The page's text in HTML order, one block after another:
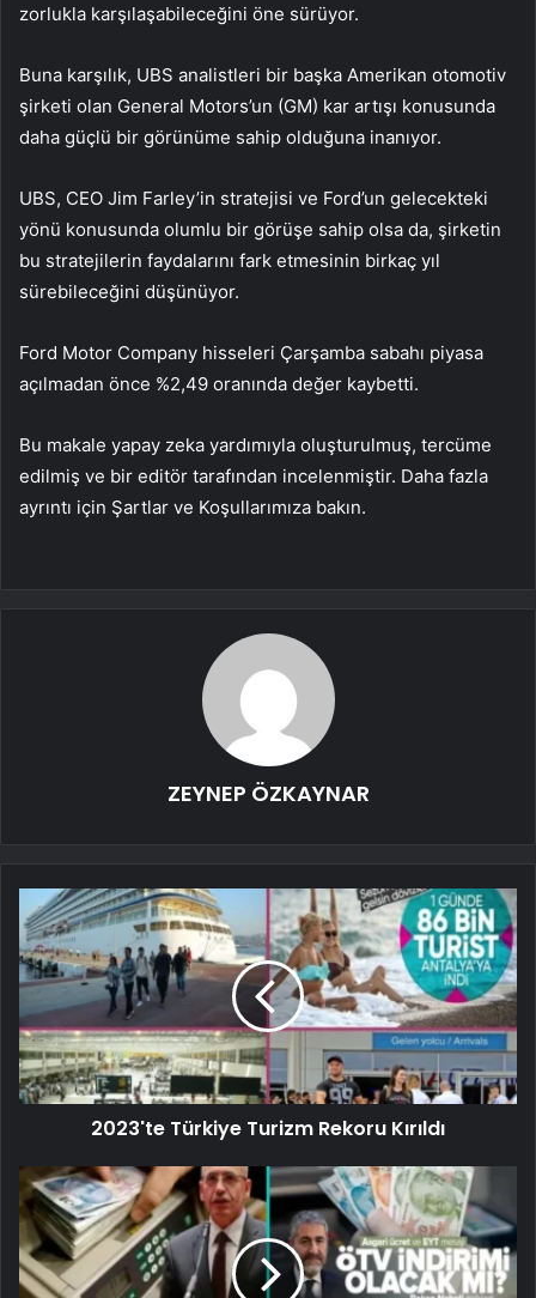
zorlukla karşılaşabileceğini öne sürüyor.
Buna karşılık, UBS analistleri bir başka Amerikan otomotiv
şirketi olan General Motors’un (GM) kar artışı konusunda
daha güçlü bir görünüme sahip olduğuna inanıyor.
UBS, CEO Jim Farley’in stratejisi ve Ford’un gelecekteki
yönü konusunda olumlu bir görüşe sahip olsa da, şirketin
bu stratejilerin faydalarını fark etmesinin birkaç yıl
sürebileceğini düşünüyor.
Ford Motor Company hisseleri Çarşamba sabahı piyasa
açılmadan önce %2,49 oranında değer kaybetti.
Bu makale yapay zeka yardımıyla oluşturulmuş, tercüme
edilmiş ve bir editör tarafından incelenmiştir. Daha fazla
ayrıntı için Şartlar ve Koşullarımıza bakın.
ZEYNEP ÖZKAYNAR
2023'te Türkiye Turizm Rekoru Kırıldı